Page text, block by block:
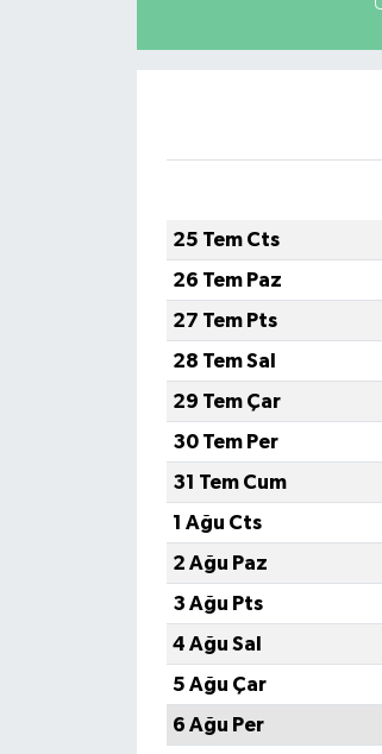
25 Tem Cts
26 Tem Paz
27 Tem Pts
28 Tem Sal
29 Tem Çar
30 Tem Per
31 Tem Cum
1 Ağu Cts
2 Ağu Paz
3 Ağu Pts
4 Ağu Sal
5 Ağu Çar
6 Ağu Per